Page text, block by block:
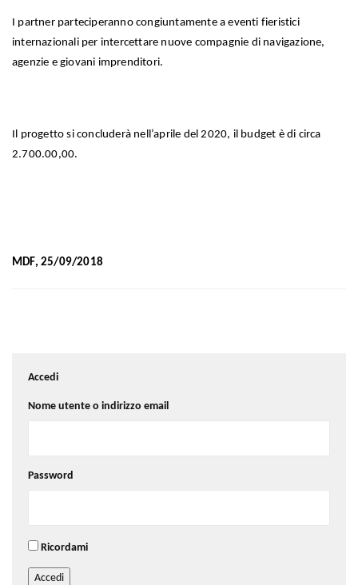
I partner parteciperanno congiuntamente a eventi fieristici
internazionali per intercettare nuove compagnie di navigazione,
agenzie e giovani imprenditori.
Il progetto si concluderà nell’aprile del 2020, il budget è di circa
2.700.00,00.
MDF, 25/09/2018
Accedi
Nome utente o indirizzo email
Password
Ricordami
Accedi